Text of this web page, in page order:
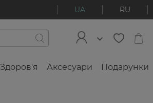
UA RU
Здоров'я Аксесуари Подарунки